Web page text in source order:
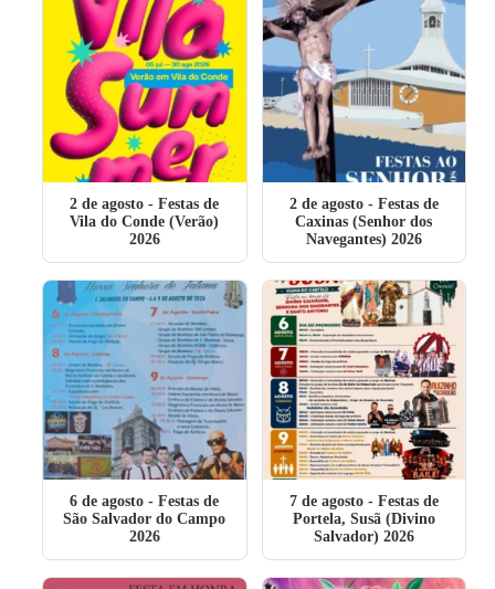
2 de agosto - Festas de
Vila do Conde (Verão)
2026
2 de agosto- Festas de
Caxinas (Senhor dos
Navegantes) 2026
6 de agosto - Festas de
São Salvador do Campo
2026
7 de agosto- Festas de
Portela, Susã (Divino
Salvador) 2026